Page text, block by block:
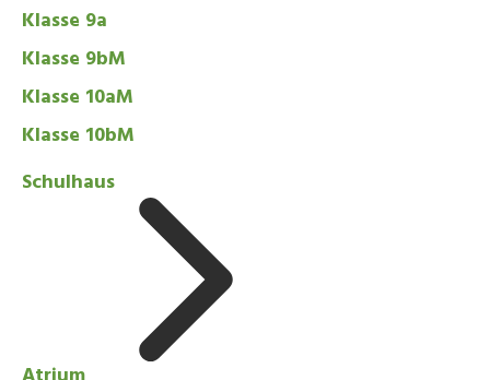
Klasse 9a
Klasse 9bM
Klasse 10aM
Klasse 10bM
Schulhaus